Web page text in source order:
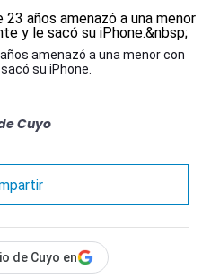
amenazó a una menor con
su iPhone.
Cuyo
de Cuyo en